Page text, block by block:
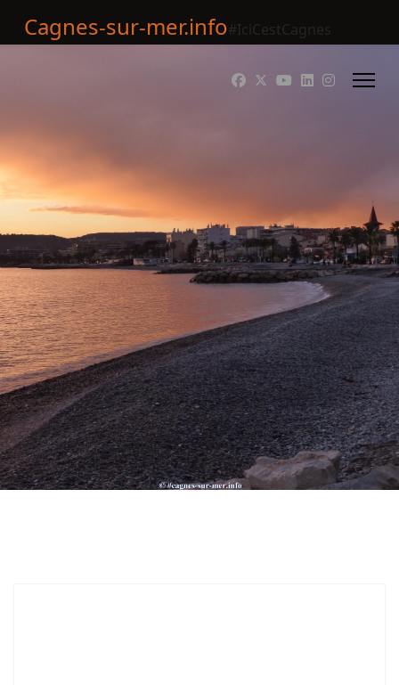
Cagnes-sur-mer.info#IciCestCagnes